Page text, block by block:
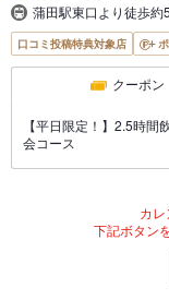
蒲田駅東口より徒歩約
口コミ投稿特典対象店
クーポン
【平日限定！】2.5時
会コース
カレ
下記ボタン